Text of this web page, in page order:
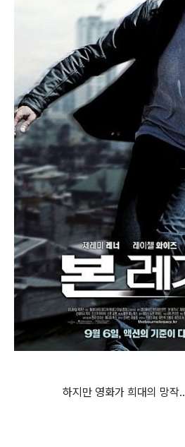
하지만 영화가 희대의 망작